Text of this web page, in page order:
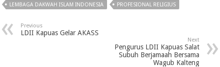
LEMBAGA DAKWAH ISLAM INDONESIA
PROFESIONAL RELIGIUS
Previous
LDII Kapuas Gelar AKASS
Next
Pengurus LDII Kapuas Salat
Subuh Berjamaah Bersama
Wagub Kalteng